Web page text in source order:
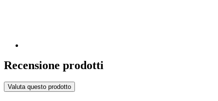
Recensione prodotti
Valuta questo prodotto